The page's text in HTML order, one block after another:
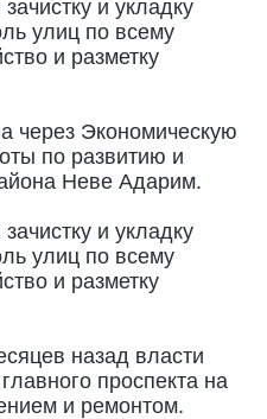
и укладку
улиц по всему
и разметку
через Экономическую
по развитию и
Неве Адарим.
и укладку
улиц по всему
и разметку
назад власти
проспекта на
и ремонтом.